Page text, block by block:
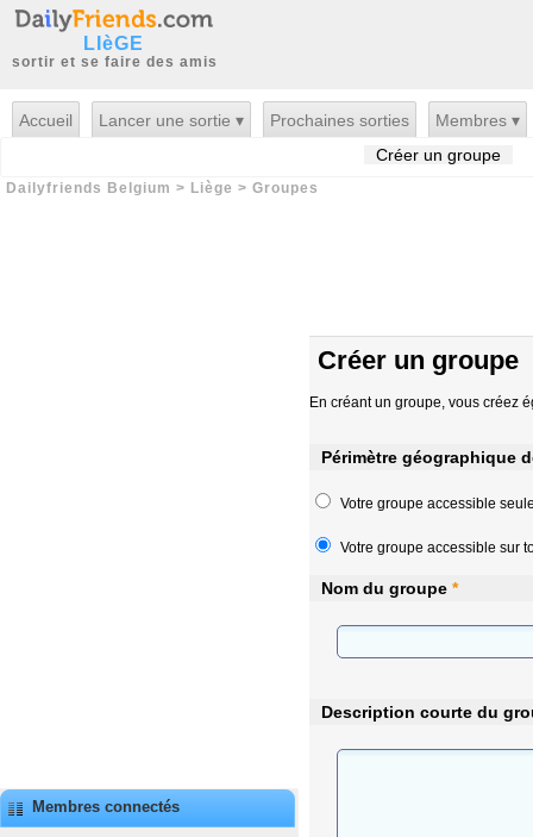
LIèGE
sortir et se faire des amis
Accueil Lancer une sortie ▾ Prochaines sorties
Membres ▾
Créer un groupe
Dailyfriends Belgium > Liège > Groupes
Membres connectés
Créer un groupe
En créant un groupe, vous créez
Périmètre géographique
Votre groupe accessible
Votre groupe accessible sur
Nom du groupe *
Description courte du